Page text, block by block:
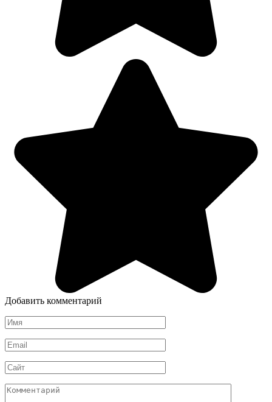
Добавить комментарий
Имя
*
Email
*
Сайт
Комментарий